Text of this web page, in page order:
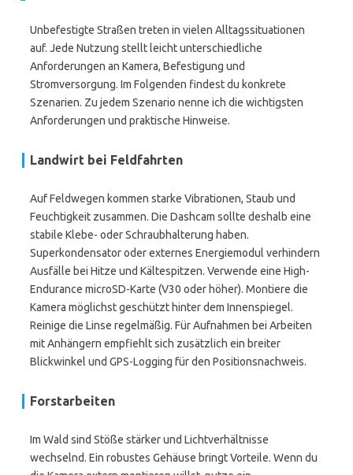
Unbefestigte Straßen treten in vielen Alltagssituationen
auf. Jede Nutzung stellt leicht unterschiedliche
Anforderungen an Kamera, Befestigung und
Stromversorgung. Im Folgenden findest du konkrete
Szenarien. Zu jedem Szenario nenne ich die wichtigsten
Anforderungen und praktische Hinweise.
Landwirt bei Feldfahrten
Auf Feldwegen kommen starke Vibrationen, Staub und
Feuchtigkeit zusammen. Die Dashcam sollte deshalb eine
stabile Klebe- oder Schraubhalterung haben.
Superkondensator oder externes Energiemodul verhindern
Ausfälle bei Hitze und Kältespitzen. Verwende eine High-
Endurance microSD-Karte (V30 oder höher). Montiere die
Kamera möglichst geschützt hinter dem Innenspiegel.
Reinige die Linse regelmäßig. Für Aufnahmen bei Arbeiten
mit Anhängern empfiehlt sich zusätzlich ein breiter
Blickwinkel und GPS-Logging für den Positionsnachweis.
Forstarbeiten
Im Wald sind Stöße stärker und Lichtverhältnisse
wechselnd. Ein robustes Gehäuse bringt Vorteile. Wenn du